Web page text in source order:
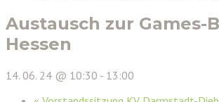
Austausch zur Games-
Hessen
14. 06. 24 @ 10:30 - 13:00